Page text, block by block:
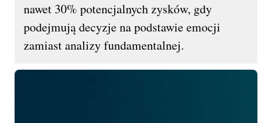
nawet 30% potencjalnych zysków, gdy
podejmują decyzje na podstawie emocji
zamiast analizy fundamentalnej.